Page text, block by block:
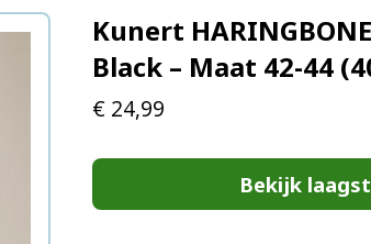
Kunert
Black – Maat 42-44
€ 24,99
Bekijk